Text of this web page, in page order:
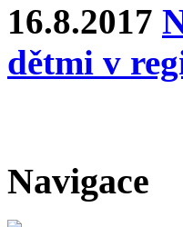
16.8.2017
dětmi v
Navigace